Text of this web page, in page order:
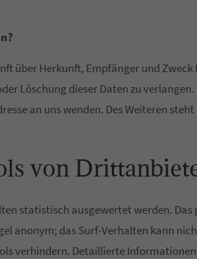
über Herkunft, Empfänger und
Löschung dieser Daten zu
an uns wenden. Des Weiteren
von
statistisch ausgewertet werden.
anonym; das Surf-Verhalten kann
verhindern. Detaillierte